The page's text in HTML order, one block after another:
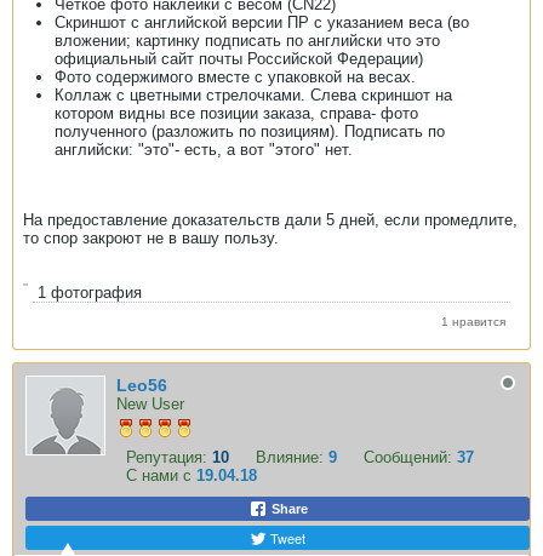
Четкое фото наклейки с весом (CN22)
Скриншот с английской версии ПР с указанием веса (во
вложении; картинку подписать по английски что это
официальный сайт почты Российской Федерации)
Фото содержимого вместе с упаковкой на весах.
Коллаж с цветными стрелочками. Слева скриншот на
котором видны все позиции заказа, справа- фото
полученного (разложить по позициям). Подписать по
английски: "это"- есть, а вот "этого" нет.
На предоставление доказательств дали 5 дней, если промедлите,
то спор закроют не в вашу пользу.
1 фотография
1 нравится
Leo56
New User
Репутация: 10 Влияние: 9 Сообщений: 37
С нами с 19.04.18
Share
Tweet